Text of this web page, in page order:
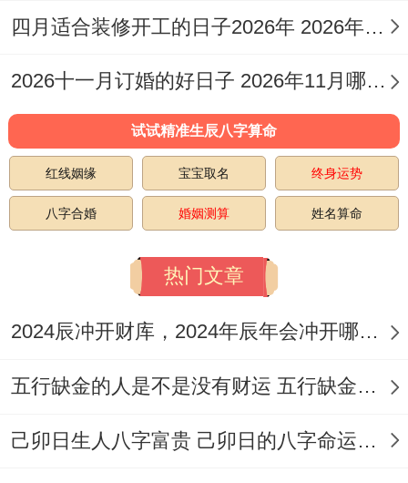
四月适合装修开工的日子2026年 2026年四月份适合装修开工的黄道吉日
2026十一月订婚的好日子 2026年11月哪天订婚好
试试精准生辰八字算命
红线姻缘 宝宝取名 终身运势
八字合婚 婚姻测算 姓名算命
热门文章
2024辰冲开财库，2024年辰年会冲开哪些人的财库
五行缺金的人是不是没有财运 五行缺金的人命运好不好
己卯日生人八字富贵 己卯日的八字命运如何